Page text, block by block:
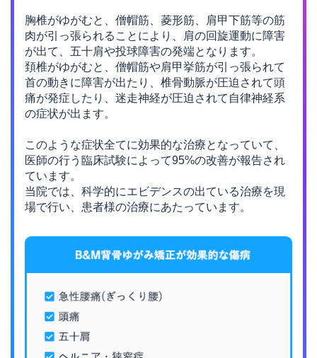
胸椎がゆがむと、僧帽筋、菱形筋、肩甲下筋等の筋
肉が引っ張られることにより、
肩の回旋運動に障害
が出て、五十肩や投球障害の発端となります。
頚椎がゆがむと、僧帽筋や肩甲挙筋が引っ張られて
首の動きに障害が出たり、 椎骨動脈が圧迫されて頭
痛が発症したり、迷走神経が圧迫されて自律神経系
の症状が出ます。
このような症状全てに効果的な治療となっていて、
医師の行う臨床試験によって95%の改善が報告され
ています。
当院では、科学的にエビデンスの出ている治療を現
場で行い、患者様の治療にあたっています。